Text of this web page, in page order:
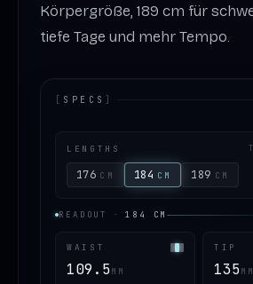
Körpergröße, 189 cm für
tiefe Tage und mehr Tempo.
[ SPECS ]
LENGTHS
176 CM 184 CM 189 CM
READOUT · 184 CM
WAIST
109.5MM
TIP
135MM